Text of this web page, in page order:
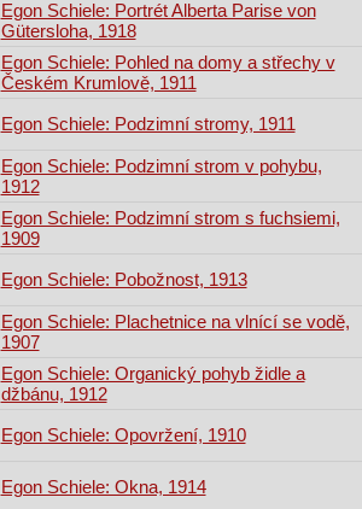
Egon Schiele: Portrét Alberta Parise von
Gütersloha, 1918
Egon Schiele: Pohled na domy a střechy v
Českém Krumlově, 1911
Egon Schiele: Podzimní stromy, 1911
Egon Schiele: Podzimní strom v pohybu,
1912
Egon Schiele: Podzimní strom s fuchsiemi,
1909
Egon Schiele: Pobožnost, 1913
Egon Schiele: Plachetnice na vlnící se vodě,
1907
Egon Schiele: Organický pohyb židle a
džbánu, 1912
Egon Schiele: Opovržení, 1910
Egon Schiele: Okna, 1914